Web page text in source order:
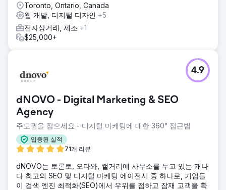
Toronto, Ontario, Canada
웹 개발, 디지털 디자인 +5
전자상거래, 제조 +1
$25,000+
dNOVO - Digital Marketing & SEO
Agency
주도권을 잡으세요 - 디지털 마케팅에 대한 360° 접근법
입증된 실적
71개 리뷰
4.9
dNOVO는 토론토, 오타와, 캘거리에 사무소를 두고 있는 캐나
다 최고의 SEO 및 디지털 마케팅 에이전시 중 하나로, 기업들
이 검색 엔진 최적화(SEO)에서 우위를 점하고 잠재 고객을 확